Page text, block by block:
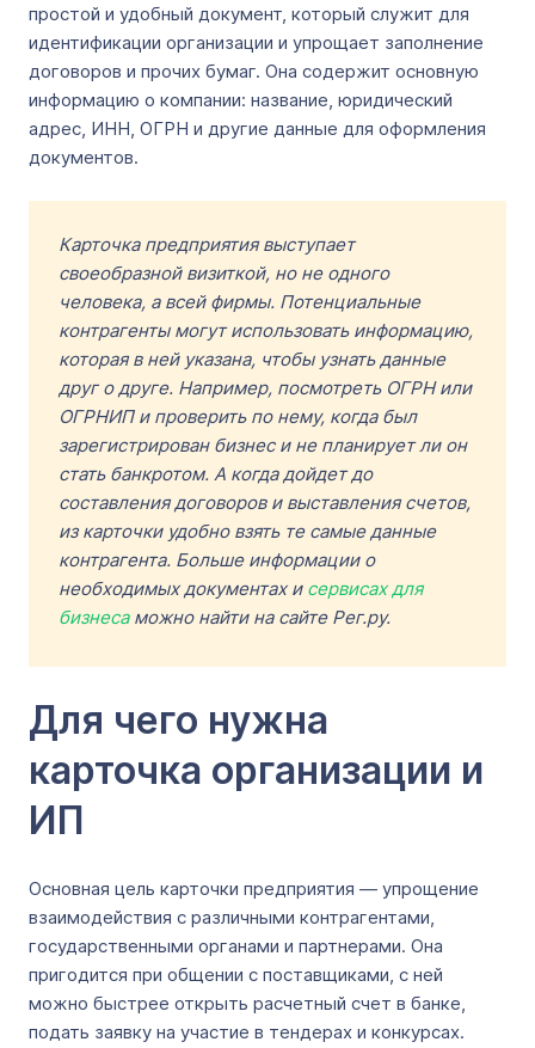
простой и удобный документ, который служит для
идентификации организации и упрощает заполнение
договоров и прочих бумаг. Она содержит основную
информацию о компании: название, юридический
адрес, ИНН, ОГРН и другие данные для оформления
документов.
Карточка предприятия выступает
своеобразной визиткой, но не одного
человека, а всей фирмы. Потенциальные
контрагенты могут использовать информацию,
которая в ней указана, чтобы узнать данные
друг о друге. Например, посмотреть ОГРН или
ОГРНИП и проверить по нему, когда был
зарегистрирован бизнес и не планирует ли он
стать банкротом. А когда дойдет до
составления договоров и выставления счетов,
из карточки удобно взять те самые данные
контрагента. Больше информации о
необходимых документах и сервисах для
бизнесаможно найти на сайте Рег.ру.
Для чего нужна
карточка организации и
ИП
Основная цель карточки предприятия — упрощение
взаимодействия с различными контрагентами,
государственными органами и партнерами. Она
пригодится при общении с поставщиками, с ней
можно быстрее открыть расчетный счет в банке,
подать заявку на участие в тендерах и конкурсах.